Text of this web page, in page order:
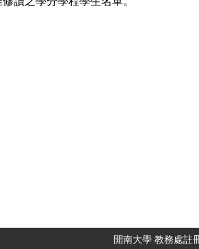
開南大學 教務處註